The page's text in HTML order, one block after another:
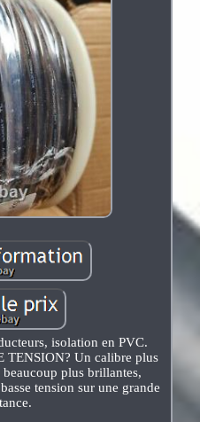
isolation en PVC.
TENSION? Un calibre plus
plus brillantes,
tension sur une grande